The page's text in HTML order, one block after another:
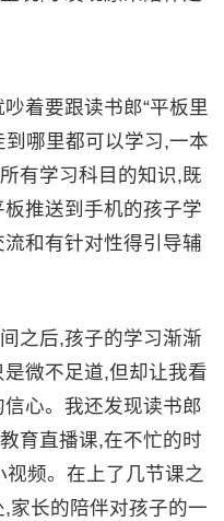
着要跟读书郎“平板里
到哪里都可以学习,一本
有学习科目的知识,既
推送到手机的孩子学
和有针对性得引导辅
后,孩子的学习渐渐
微不足道,但却让我看
心。我还发现读书郎
育直播课,在不忙的时
频。在上了几节课之
家长的陪伴对孩子的一